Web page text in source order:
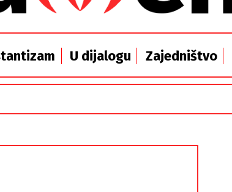
U dijalogu Zajedništvo